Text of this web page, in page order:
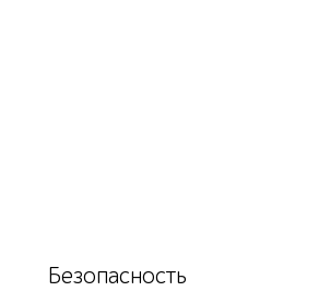
Безопасность